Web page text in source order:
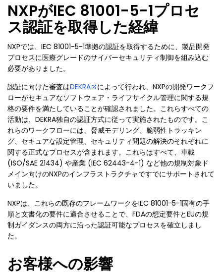
NXPがIEC 81001-5-1プロセ
ス認証を取得した経緯
NXPでは、IEC 81001-5-1準拠の認証を取得するために、製品開発
プロセスに医療グレードのサイバーセキュリティ制御を組み込む
必要がありました。
認証に向けた審査はDEKRA によって行われ、NXPの開発ワークフ
ローがセキュアなソフトウェア・ライフサイクル管理に関する規
格の要件を満たしていることが確認されました。これらすべての
活動は、DEKRA独自の認証方式に従って実施されたものです。こ
れらのワークフローには、脅威モデリング、脆弱性トラッキン
グ、セキュアな設定管理、セキュリティ問題の解決のそれぞれに
関する正式なプロセスが含まれます。これらはすべて、車載
(ISO/SAE 21434) や産業 (IEC 62443-4-1) など他の規制対象ド
メイン向けのNXPのインフラストラクチャですでにサポートされて
いました。
NXPは、これらの既存のフレームワークをIEC 81001-5-1固有の手
順と文書化の要件に適合させることで、FDAの想定要件とEUの規
制ガイダンスの両方に沿った認証可能なプロセスを確立しまし
た。
お客様への影響